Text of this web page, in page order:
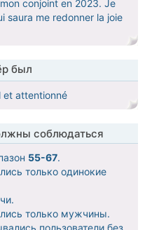
conjoint en 2023. Je
saura me redonner la joie
был
et attentionné
соблюдаться
55-67.
только одинокие
только мужчины.